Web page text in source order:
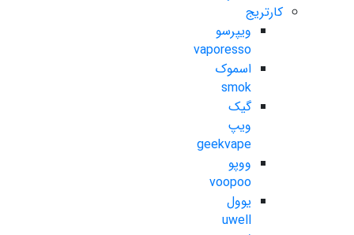
کارتریج
ویپرسو
vaporesso
اسموک
smok
گیک
ویپ
geekvape
ووپو
voopoo
یوول
uwell